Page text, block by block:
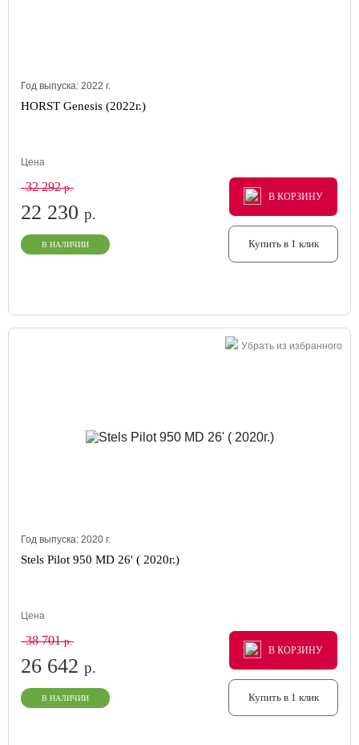
Год выпуска: 2022 г.
HORST Genesis (2022г.)
Цена
32 292р.
22 230 р.
В НАЛИЧИИ
В КОРЗИНУ
В КОРЗИНУ
В КОРЗИНУ
Купить в 1 клик
Убрать из избранного
Год выпуска: 2020 г.
Stels Pilot 950 MD 26' ( 2020г.)
Цена
38 701р.
26 642 р.
В НАЛИЧИИ
В КОРЗИНУ
В КОРЗИНУ
В КОРЗИНУ
Купить в 1 клик